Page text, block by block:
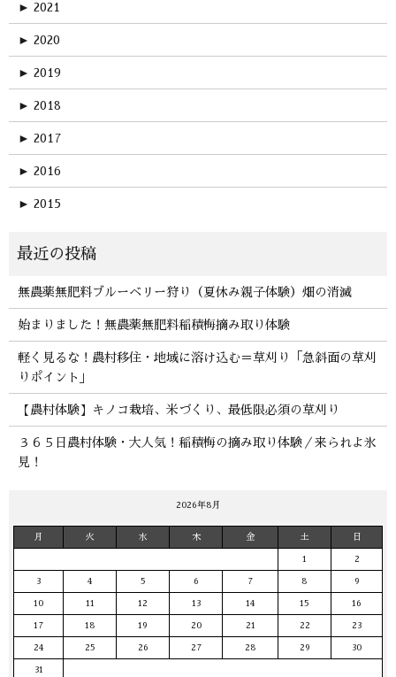
► 2021
► 2020
► 2019
► 2018
► 2017
► 2016
► 2015
無農薬無肥料ブルーベリー狩り（夏休み親子体験）畑の消滅
始まりました！無農薬無肥料稲積梅摘み取り体験
軽く見るな！農村移住・地域に溶け込む＝草刈り「急斜面の草刈
りポイント」
【農村体験】キノコ栽培、米づくり、最低限必須の草刈り
３６５日農村体験・大人気！稲積梅の摘み取り体験／来られよ氷
見！
2026年8月
月 火 水 木 金 土 日
1 2
3 4 5 6 7 8 9
10 11 12 13 14 15 16
17 18 19 20 21 22 23
24 25 26 27 28 29 30
31